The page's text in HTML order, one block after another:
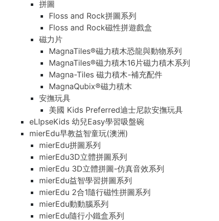
拼圖
Floss and Rock拼圖系列
Floss and Rock磁性拼遊戲盒
磁力片
MagnaTiles®磁力積木恐龍與動物系列
MagnaTiles®磁力積木16片磁力積木系列
Magna-Tiles 磁力積木-補充配件
MagnaQubix®磁力積木
安撫玩具
美國 Kids Preferred迪士尼款安撫玩具
eLIpseKids 幼兒Easy學習吸盤碗
mierEdu早教益智童玩(澳洲)
mierEdu拼圖系列
mierEdu3D立體拼圖系列
mierEdu 3D立體拼圖-仿真音效系列
mierEdu益智學習拼圖系列
mierEdu 2合1隨行磁性拼圖系列
mierEdu動動腦系列
mierEdu隨行小鐵盒系列